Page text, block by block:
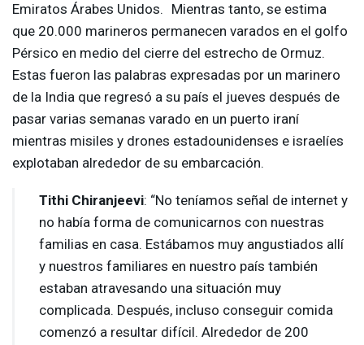
Emiratos Árabes Unidos. Mientras tanto, se estima
que 20.000 marineros permanecen varados en el golfo
Pérsico en medio del cierre del estrecho de Ormuz.
Estas fueron las palabras expresadas por un marinero
de la India que regresó a su país el jueves después de
pasar varias semanas varado en un puerto iraní
mientras misiles y drones estadounidenses e israelíes
explotaban alrededor de su embarcación.
Tithi Chiranjeevi: “No teníamos señal de internet y
no había forma de comunicarnos con nuestras
familias en casa. Estábamos muy angustiados allí
y nuestros familiares en nuestro país también
estaban atravesando una situación muy
complicada. Después, incluso conseguir comida
comenzó a resultar difícil. Alrededor de 200